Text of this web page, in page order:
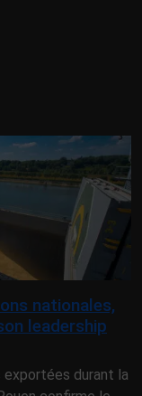
nationales,
leadership
durant la